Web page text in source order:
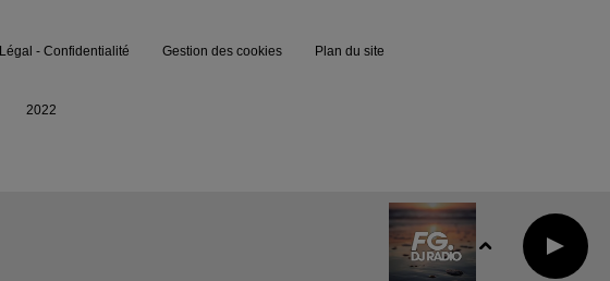
Légal - Confidentialité Gestion des cookies Plan du site
2022